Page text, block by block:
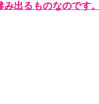
み出るものなのです。